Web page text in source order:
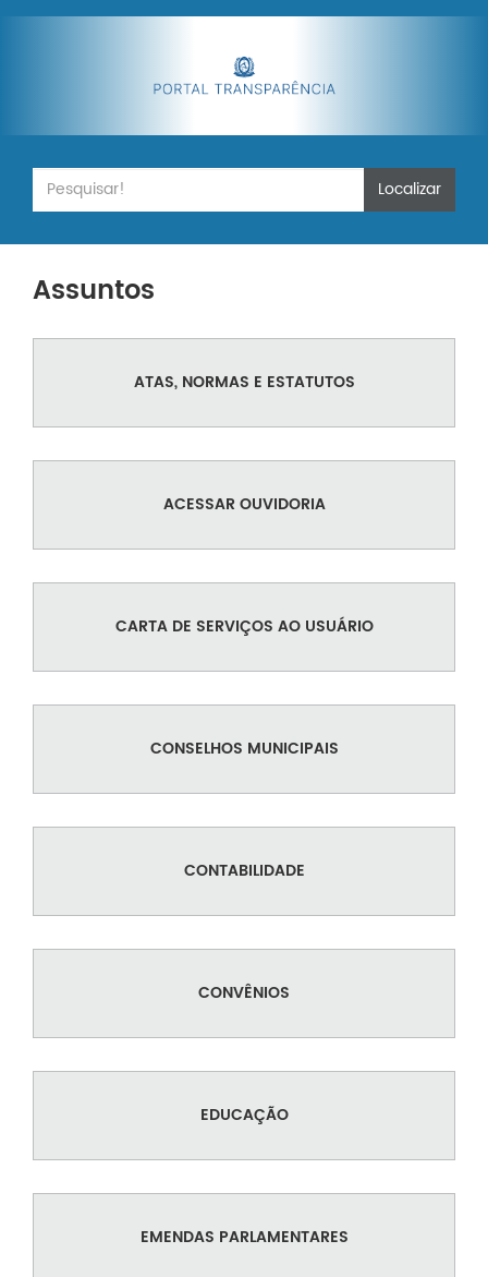
Localizar
Assuntos
ATAS, NORMAS E ESTATUTOS
ACESSAR OUVIDORIA
CARTA DE SERVIÇOS AO USUÁRIO
CONSELHOS MUNICIPAIS
CONTABILIDADE
CONVÊNIOS
EDUCAÇÃO
EMENDAS PARLAMENTARES